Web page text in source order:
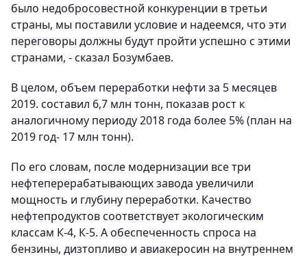
было недобросовестной конкуренции в третьи
страны, мы поставили условие и надеемся, что эти
переговоры должны будут пройти успешно с этими
странами, - сказал Бозумбаев.
В целом, объем переработки нефти за 5 месяцев
2019. составил 6,7 млн тонн, показав рост к
аналогичному периоду 2018 года более 5% (план на
2019 год- 17 млн тонн).
По его словам, после модернизации все три
нефтеперерабатывающих завода увеличили
мощность и глубину переработки. Качество
нефтепродуктов соответствует экологическим
классам К-4, К-5. А обеспеченность спроса на
бензины, дизтопливо и авиакеросин на внутреннем